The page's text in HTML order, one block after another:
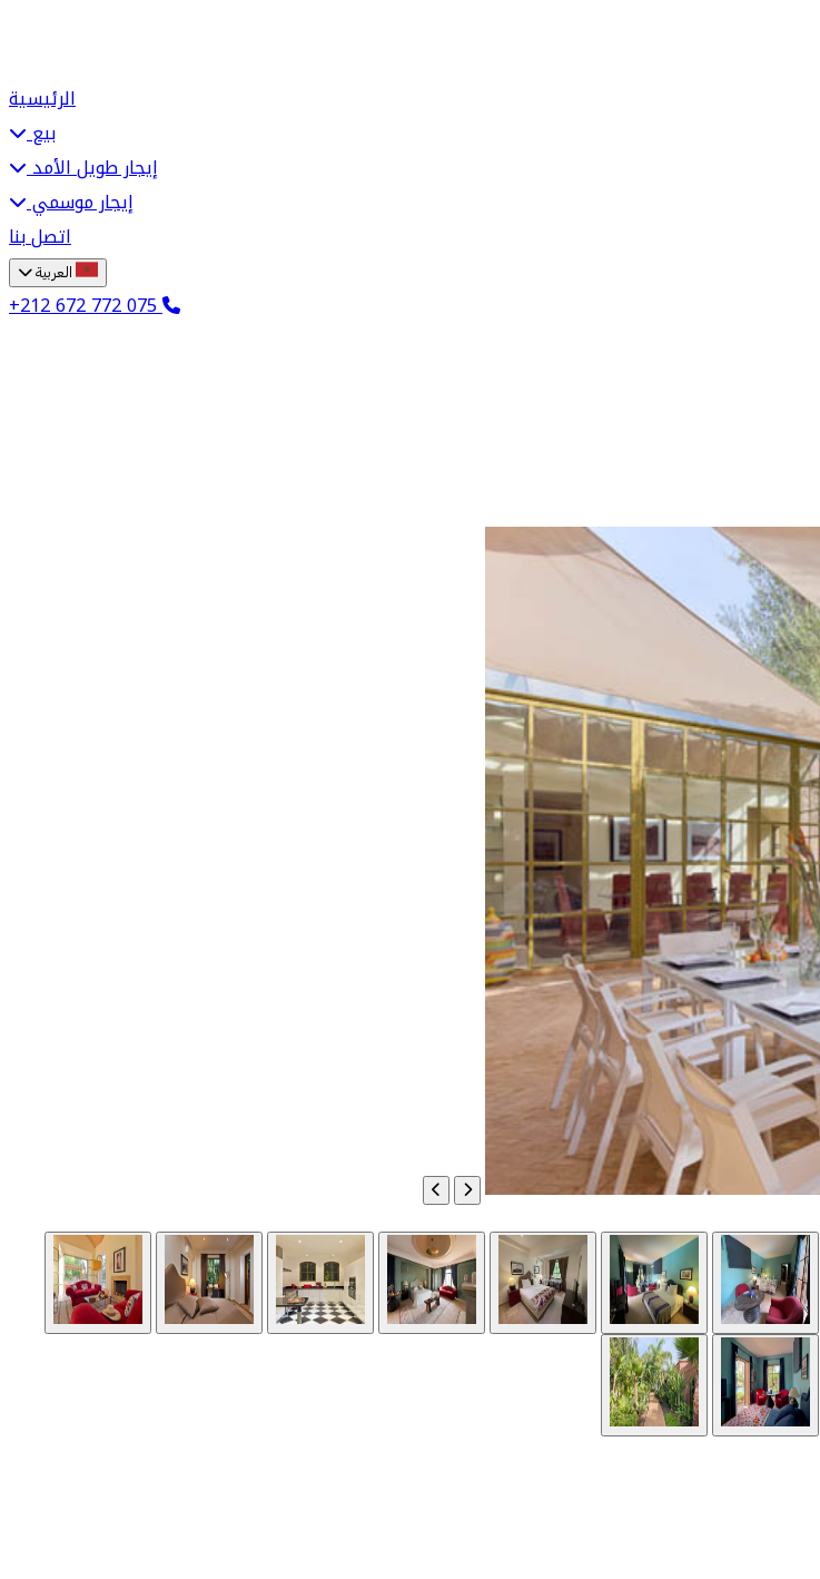
الرئيسية
بيع
إيجار طويل الأمد
إيجار موسمي
اتصل بنا
العربية
+212 672 772 075